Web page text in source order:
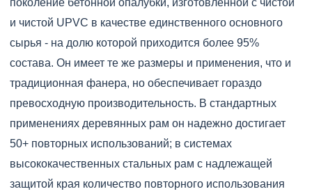
поколение бетонной опалубки, изготовленной с чистой
и чистой UPVC в качестве единственного основного
сырья - на долю которой приходится более 95%
состава. Он имеет те же размеры и применения, что и
традиционная фанера, но обеспечивает гораздо
превосходную производительность. В стандартных
применениях деревянных рам он надежно достигает
50+ повторных использований; в системах
высококачественных стальных рам с надлежащей
защитой края количество повторного использования